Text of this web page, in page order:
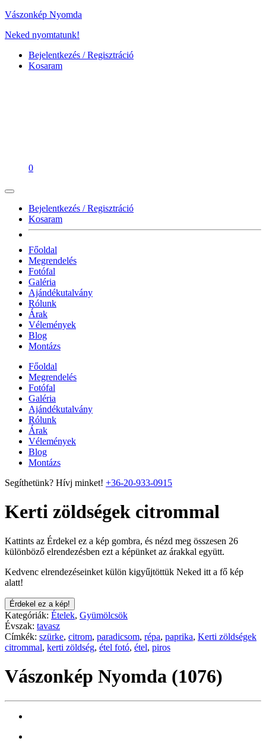
Vászonkép Nyomda
Neked nyomtatunk!
Bejelentkezés / Regisztráció
Kosaram
0
Bejelentkezés / Regisztráció
Kosaram
Főoldal
Megrendelés
Fotófal
Galéria
Ajándékutalvány
Rólunk
Árak
Vélemények
Blog
Montázs
Főoldal
Megrendelés
Fotófal
Galéria
Ajándékutalvány
Rólunk
Árak
Vélemények
Blog
Montázs
Segíthetünk? Hívj minket! +36-20-933-0915
Kerti zöldségek citrommal
Kattints az Érdekel ez a kép gombra, és nézd meg összesen 26
különböző elrendezésben ezt a képünket az árakkal együtt.
Kedvenc elrendezéseinket külön kigyűjtöttük Neked itt a fő kép
alatt!
Érdekel ez a kép!
Kategóriák: Ételek, Gyümölcsök
Évszak: tavasz
Címkék: szürke, citrom, paradicsom, répa, paprika, Kerti zöldségek
citrommal, kerti zöldség, étel fotó, étel, piros
Vászonkép Nyomda (1076)